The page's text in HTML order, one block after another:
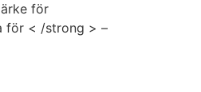
för
för < /strong > –